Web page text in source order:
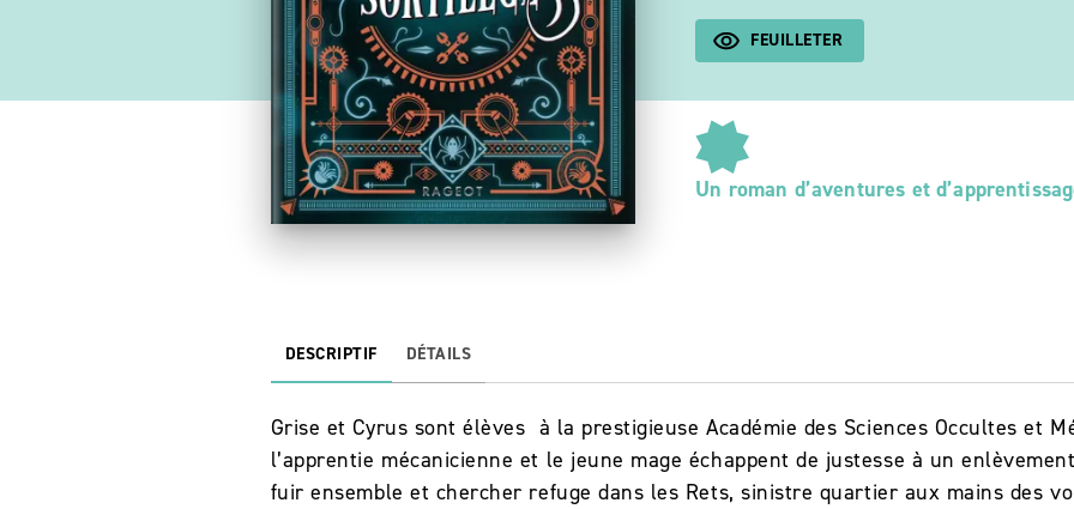
FEUILLETER
Un roman d’aventures et
DESCRIPTIF DÉTAILS
Grise et Cyrus sont élèves à la prestigieuse Académie des Sciences Occultes et
l’apprentie mécanicienne et le jeune mage échappent de justesse à un
fuir ensemble et chercher refuge dans les Rets, sinistre quartier aux mains des